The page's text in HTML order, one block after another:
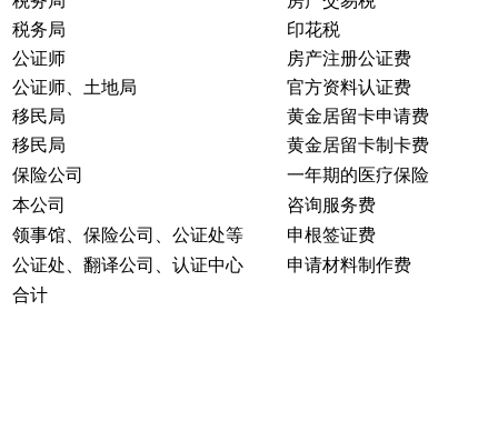
税务局
印花税
公证师
房产注册公证费
公证师、土地局
官方资料认证费
移民局
黄金居留卡申请费
移民局
黄金居留卡制卡费
保险公司
一年期的医疗保险
本公司
咨询服务费
领事馆、保险公司、公证处等
申根签证费
公证处、翻译公司、认证中心
申请材料制作费
合计